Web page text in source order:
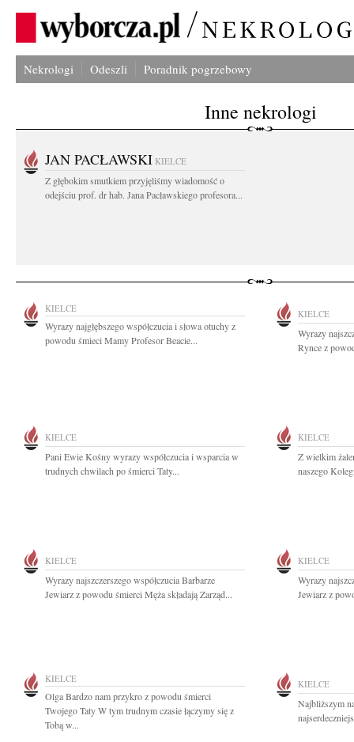
Nekrologi Odeszli Poradnik pogrzebowy
Inne nekrologi
JAN PACŁAWSKI KIELCE
Z głębokim smutkiem przyjęliśmy wiadomość o
odejściu prof. dr hab. Jana Pacławskiego profesora...
KIELCE
Wyrazy najgłębszego współczucia i słowa otuchy z
powodu śmieci Mamy Profesor Beacie...
KIELCE
Wyrazy
Rynce z
KIELCE
Pani Ewie Kośny wyrazy współczucia i wsparcia w
trudnych chwilach po śmierci Taty...
KIELCE
Z wielkim
naszego
KIELCE
Wyrazy najszczerszego współczucia Barbarze
Jewiarz z powodu śmierci Męża składają Zarząd...
KIELCE
Wyrazy
Jewiarz z
KIELCE
Olga Bardzo nam przykro z powodu śmierci
Twojego Taty W tym trudnym czasie łączymy się z
Tobą w...
KIELCE
Najbliższym